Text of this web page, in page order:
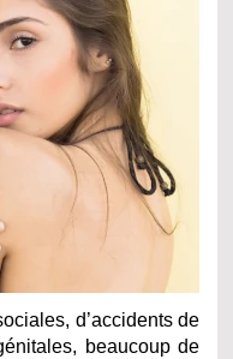
d’accidents de
beaucoup de